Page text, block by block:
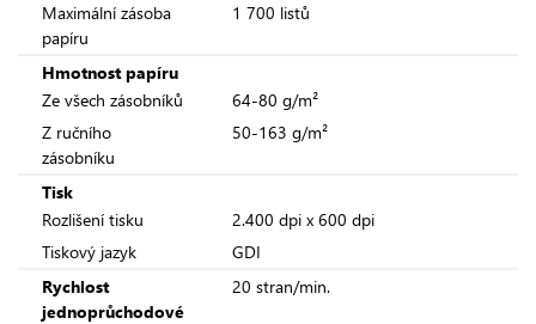
Maximální zásoba
papíru
1 700 listů
Hmotnost papíru
Ze všech zásobníků
64-80 g/m²
Z ručního
zásobníku
50-163 g/m²
Tisk
Rozlišení tisku
2.400 dpi x 600 dpi
Tiskový jazyk
GDI
Rychlost
jednoprůchodové
20 stran/min.